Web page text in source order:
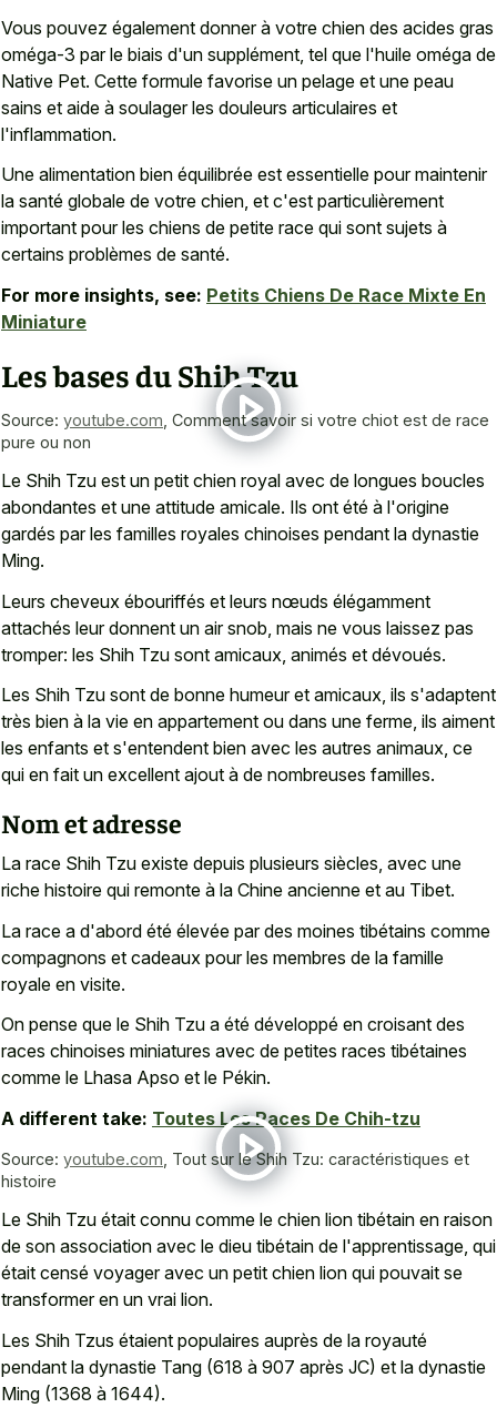
Vous pouvez également donner à votre chien des acides gras
oméga-3 par le biais d'un supplément, tel que l'huile oméga de
Native Pet. Cette formule favorise un pelage et une peau
sains et aide à soulager les douleurs articulaires et
l'inflammation.
Une alimentation bien équilibrée est essentielle pour maintenir
la santé globale de votre chien, et c'est particulièrement
important pour les chiens de petite race qui sont sujets à
certains problèmes de santé.
For more insights, see: Petits Chiens De Race Mixte En
Miniature
Les bases du Shih Tzu
Source: youtube.com Comment savoir si votre chiot est de race
pure ou non
Le Shih Tzu est un petit chien royal avec de longues boucles
abondantes et une attitude amicale. Ils ont été à l'origine
gardés par les familles royales chinoises pendant la dynastie
Ming.
Leurs cheveux ébouriffés et leurs nœuds élégamment
attachés leur donnent un air snob, mais ne vous laissez pas
tromper: les Shih Tzu sont amicaux, animés et dévoués.
Les Shih Tzu sont de bonne humeur et amicaux, ils s'adaptent
très bien à la vie en appartement ou dans une ferme, ils aiment
les enfants et s'entendent bien avec les autres animaux, ce
qui en fait un excellent ajout à de nombreuses familles.
Nom et adresse
La race Shih Tzu existe depuis plusieurs siècles, avec une
riche histoire qui remonte à la Chine ancienne et au Tibet.
La race a d'abord été élevée par des moines tibétains comme
compagnons et cadeaux pour les membres de la famille
royale en visite.
On pense que le Shih Tzu a été développé en croisant des
races chinoises miniatures avec de petites races tibétaines
comme le Lhasa Apso et le Pékin.
A different take: Toutes Les Races De Chih-tzu
Source: youtube.com Tout sur le Shih Tzu: caractéristiques et
histoire
Le Shih Tzu était connu comme le chien lion tibétain en raison
de son association avec le dieu tibétain de l'apprentissage, qui
était censé voyager avec un petit chien lion qui pouvait se
transformer en un vrai lion.
Les Shih Tzus étaient populaires auprès de la royauté
pendant la dynastie Tang (618 à 907 après JC) et la dynastie
Ming (1368 à 1644).